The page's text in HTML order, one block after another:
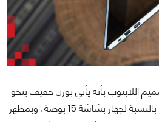
اللابتوب بأنه يأتي بوزن خفيف بنحو
1.53 كجم فقط وهو وزن جيد بالنسبة لجهاز بشاشة 15 بوصة، وبمظهر